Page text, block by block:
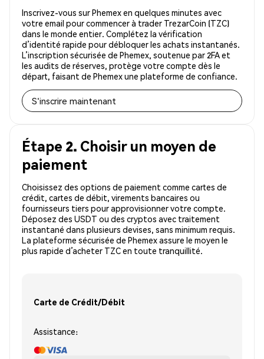
Inscrivez-vous sur Phemex en quelques minutes avec
votre email pour commencer à trader TrezarCoin (TZC)
dans le monde entier. Complétez la vérification
d’identité rapide pour débloquer les achats instantanés.
L’inscription sécurisée de Phemex, soutenue par 2FA et
les audits de réserves, protège votre compte dès le
départ, faisant de Phemex une plateforme de confiance.
S'inscrire maintenant
Étape 2. Choisir un moyen de
paiement
Choisissez des options de paiement comme cartes de
crédit, cartes de débit, virements bancaires ou
fournisseurs tiers pour approvisionner votre compte.
Déposez des USDT ou des cryptos avec traitement
instantané dans plusieurs devises, sans minimum requis.
La plateforme sécurisée de Phemex assure le moyen le
plus rapide d’acheter TZC en toute tranquillité.
Carte de Crédit/Débit
Assistance: